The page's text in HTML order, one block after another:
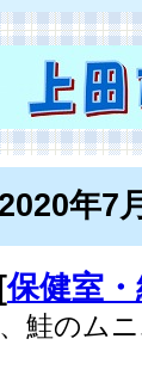
2020年7
保健室
鮭のム